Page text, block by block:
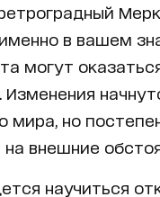
в вашем
могут
мира, но
внешние
научиться